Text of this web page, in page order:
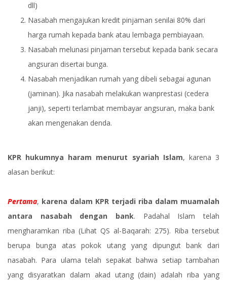
dll)
Nasabah mengajukan kredit pinjaman senilai 80% dari
harga rumah kepada bank atau lembaga pembiayaan.
Nasabah melunasi pinjaman tersebut kepada bank secara
angsuran disertai bunga.
Nasabah menjadikan rumah yang dibeli sebagai agunan
(jaminan). Jika nasabah melakukan wanprestasi (cedera
janji), seperti terlambat membayar angsuran, maka bank
akan mengenakan denda.
KPR hukumnya haram menurut syariah Islam, karena 3
alasan berikut:
Pertama, karena dalam KPR terjadi riba dalam muamalah
antara nasabah dengan bank. Padahal Islam telah
mengharamkan riba (Lihat QS al-Baqarah: 275). Riba tersebut
berupa bunga atas pokok utang yang dipungut bank dari
nasabah. Para ulama telah sepakat bahwa setiap tambahan
yang disyaratkan dalam akad utang (dain) adalah riba yang